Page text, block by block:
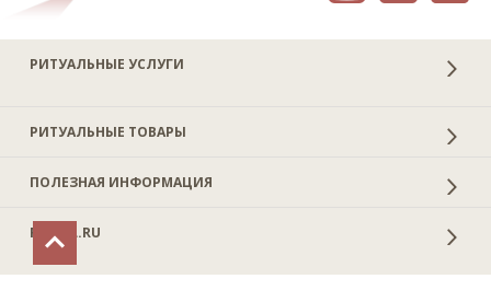
РИТУАЛЬНЫЕ УСЛУГИ
РИТУАЛЬНЫЕ ТОВАРЫ
ПОЛЕЗНАЯ ИНФОРМАЦИЯ
RITUAL.RU